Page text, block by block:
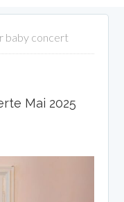
baby concert
Mai 2025